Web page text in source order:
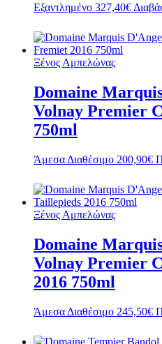
Εξαντλημένο 327,40€
Ξένος Αμπελώνας
Domaine
Volnay Premier
750ml
Άμεσα Διαθέσιμο 200,90€
Ξένος Αμπελώνας
Domaine
Volnay Premier
2016 750ml
Άμεσα Διαθέσιμο 245,50€